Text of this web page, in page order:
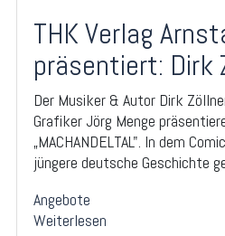
THK Verlag
präsentiert: Dirk
Der Musiker & Autor Dirk
Grafiker Jörg Menge
„MACHANDELTAL". In dem
jüngere deutsche Geschichte
Angebote
Weiterlesen